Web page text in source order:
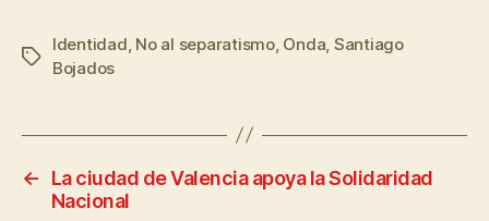
Identidad No al separatismo, Onda Santiago
Bojados
←
La ciudad de Valencia apoya la Solidaridad
Nacional